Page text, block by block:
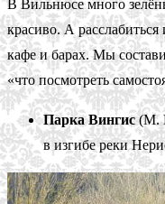
В Вильнюсе много
красиво. А
кафе и барах. Мы
«что посмотреть
Парка Вингис(M.
в изгибе реки